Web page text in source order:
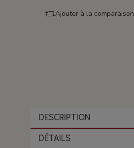
Ajouter à la comparaison
DESCRIPTION
DÉTAILS